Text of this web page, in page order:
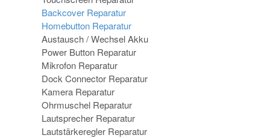
Backcover Reparatur
Homebutton Reparatur
Austausch / Wechsel Akku
Power Button Reparatur
Mikrofon Reparatur
Dock Connector Reparatur
Kamera Reparatur
Ohrmuschel Reparatur
Lautsprecher Reparatur
Lautstärkeregler Reparatur